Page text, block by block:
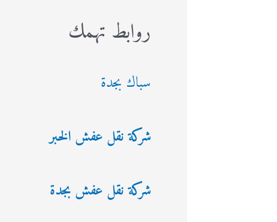
روابط تهمك
سباك بجدة
شركة نقل عفش الخبر
شركة نقل عفش بجدة